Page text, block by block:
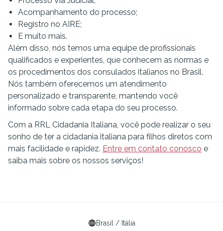
Acompanhamento do processo;
Registro no AIRE;
E muito mais.
Além disso, nós temos uma equipe de profissionais
qualificados e experientes, que conhecem as normas e
os procedimentos dos consulados italianos no Brasil.
Nós também oferecemos um atendimento
personalizado e transparente, mantendo você
informado sobre cada etapa do seu processo.
Com a RRL Cidadania Italiana, você pode realizar o seu
sonho de ter a cidadania italiana para filhos diretos com
mais facilidade e rapidez. Entre em contato conosco e
saiba mais sobre os nossos serviços!
Brasil / Itália